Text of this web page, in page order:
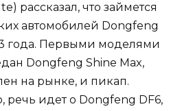
рассказал, что займется
автомобилей Dongfeng
года. Первыми моделями
Dongfeng Shine Max,
на рынке, и пикап.
речь идет о Dongfeng DF6,